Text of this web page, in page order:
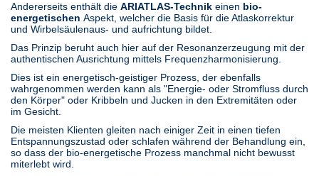
Andererseits enthält die ARIATLAS-Technik einen bio-
energetischen Aspekt, welcher die Basis für die Atlaskorrektur
und Wirbelsäulenaus- und aufrichtung bildet.
Das Prinzip beruht auch hier auf der Resonanzerzeugung mit der
authentischen Ausrichtung mittels Frequenzharmonisierung.
Dies ist ein energetisch-geistiger Prozess, der ebenfalls
wahrgenommen werden kann als "Energie- oder Stromfluss durch
den Körper" oder Kribbeln und Jucken in den Extremitäten oder
im Gesicht.
Die meisten Klienten gleiten nach einiger Zeit in einen tiefen
Entspannungszustad oder schlafen während der Behandlung ein,
so dass der bio-energetische Prozess manchmal nicht bewusst
miterlebt wird.